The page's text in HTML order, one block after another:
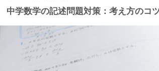
中学数学の記述問題対策：考え方のコ